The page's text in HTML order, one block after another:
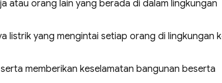
atau orang lain yang berada di dalam lingkungan
listrik yang mengintai setiap orang di lingkungan
memberikan keselamatan bangunan beserta